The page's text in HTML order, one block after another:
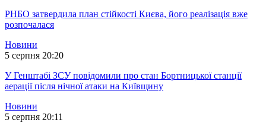
РНБО затвердила план стійкості Києва, його реалізація вже
розпочалася
Новини
5 серпня 20:20
У Генштабі ЗСУ повідомили про стан Бортницької станції
аерації після нічної атаки на Київщину
Новини
5 серпня 20:11